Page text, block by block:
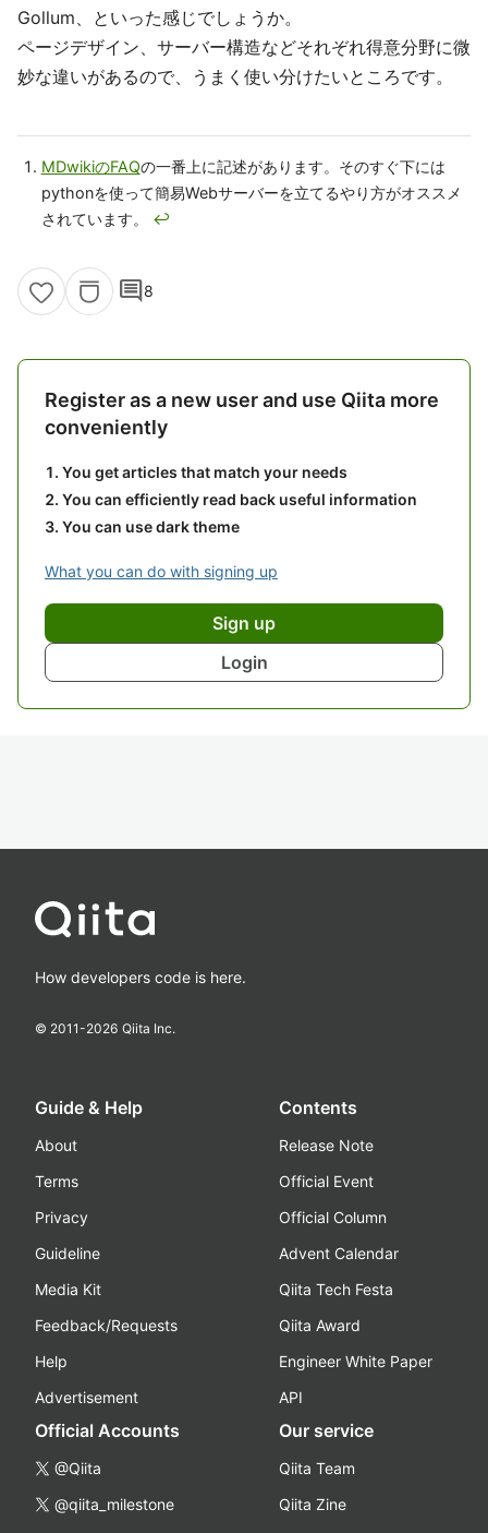
Gollum、といった感じでしょうか。
ページデザイン、サーバー構造などそれぞれ得意分野に微
妙な違いがあるので、うまく使い分けたいところです。
MDwikiのFAQの一番上に記述があります。そのすぐ下には
pythonを使って簡易Webサーバーを立てるやり方がオススメ
されています。 ↩
comment8
Register as a new user and use Qiita more
conveniently
You get articles that match your needs
You can efficiently read back useful information
You can use dark theme
What you can do with signing up
Sign up
Login
How developers code is here.
© 2011-2026 Qiita Inc.
Guide & Help
About
Terms
Privacy
Guideline
Media Kit
Feedback/Requests
Help
Advertisement
Contents
Release Note
Official Event
Official Column
Advent Calendar
Qiita Tech Festa
Qiita Award
Engineer White Paper
API
Official Accounts
@Qiita
@qiita_milestone
Our service
Qiita Team
Qiita Zine